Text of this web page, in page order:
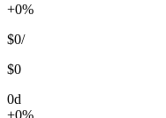
+0%
$0/
$0
0d
+0%